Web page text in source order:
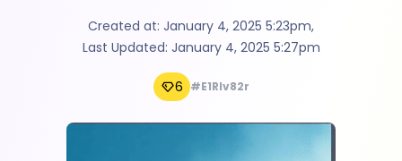
Created at: January 4, 2025 5:23pm,
Last Updated: January 4, 2025 5:27pm
6 #E1RIv82r